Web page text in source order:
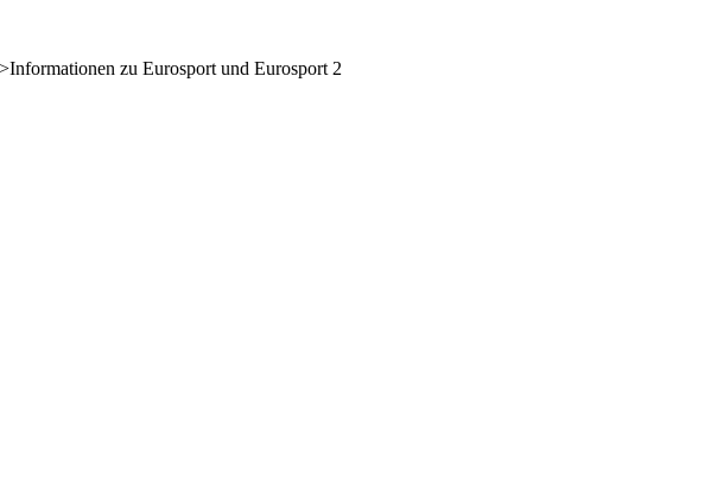
zu Eurosport und Eurosport 2